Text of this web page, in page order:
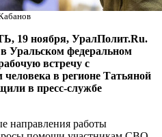
ноября, УралПолит.Ru.
Уральском федеральном
встречу с
в регионе Татьяной
в пресс-службе
направления работы